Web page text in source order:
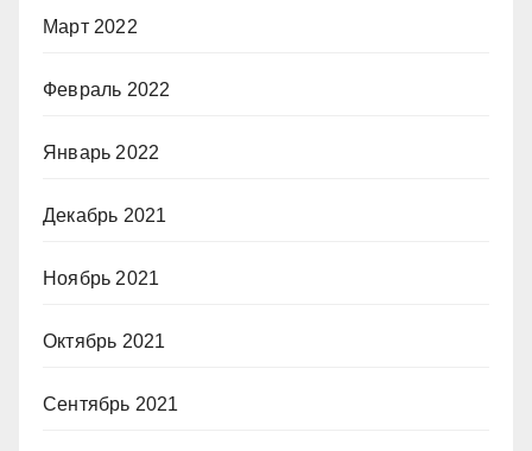
Март 2022
Февраль 2022
Январь 2022
Декабрь 2021
Ноябрь 2021
Октябрь 2021
Сентябрь 2021